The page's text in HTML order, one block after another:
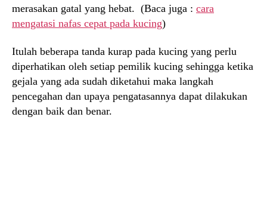
merasakan gatal yang hebat. (Baca juga : cara
mengatasi nafas cepat pada kucing)
Itulah beberapa tanda kurap pada kucing yang perlu
diperhatikan oleh setiap pemilik kucing sehingga ketika
gejala yang ada sudah diketahui maka langkah
pencegahan dan upaya pengatasannya dapat dilakukan
dengan baik dan benar.